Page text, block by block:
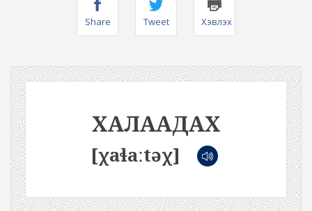
Share Tweet Хэвлэх
ХАЛААДАХ
[χaɬaːtəχ]